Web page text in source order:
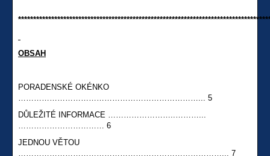
OBSAH
PORADENSKÉ OKÉNKO
……………………………………………………………... 5
DŮLEŽITÉ INFORMACE ……………………..………...
…………………………… 6
JEDNOU VĚTOU
……………………………………………………………………... 7